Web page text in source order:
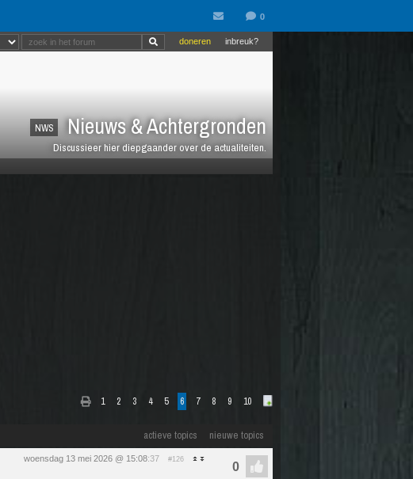
NWS Nieuws & Achtergronden
Discussieer hier diepgaander over de actualiteiten.
inbreuk?
doneren
1 2 3 4 5 6 7 8 9 10
actieve topics nieuwe topics
woensdag 13 mei 2026 @ 15:08:37 #126